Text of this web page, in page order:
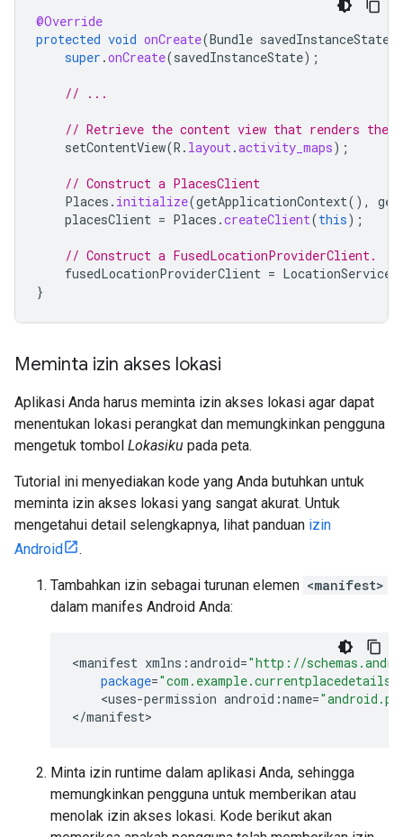
@Override
protected void onCreate(Bundle savedInstanceState
super .onCreate(savedInstanceState);
// ...
// Retrieve the content view that renders the
setContentView(R . layout .activity_maps);
// Construct a PlacesClient
Places . initialize(getApplicationContext(),
placesClient = Places .createClient(this);
// Construct a FusedLocationProviderClient.
fusedLocationProviderClient = LocationServices
}
Meminta izin akses lokasi
Aplikasi Anda harus meminta izin akses lokasi agar dapat
menentukan lokasi perangkat dan memungkinkan pengguna
mengetuk tombol Lokasiku pada peta.
Tutorial ini menyediakan kode yang Anda butuhkan untuk
meminta izin akses lokasi yang sangat akurat. Untuk
mengetahui detail selengkapnya, lihat panduan izin
Android
.
Tambahkan izin sebagai turunan elemen <manifest>
dalam manifes Android Anda:
<manifest xmlns :android="http://
package=
<uses-permission android :name=
</manifest>
Minta izin runtime dalam aplikasi Anda, sehingga
memungkinkan pengguna untuk memberikan atau
menolak izin akses lokasi. Kode berikut akan